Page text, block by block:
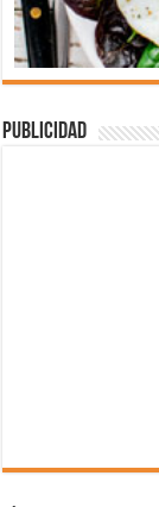
Publicidad